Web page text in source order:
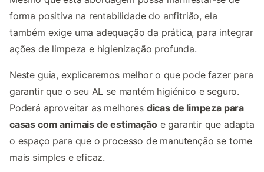
forma positiva na rentabilidade do anfitrião, ela
também exige uma adequação da prática, para integrar
ações de limpeza e higienização profunda.
Neste guia, explicaremos melhor o que pode fazer para
garantir que o seu AL se mantém higiénico e seguro.
Poderá aproveitar as melhores dicas de limpeza para
casas com animais de estimaçãoe garantir que adapta
o espaço para que o processo de manutenção se torne
mais simples e eficaz.